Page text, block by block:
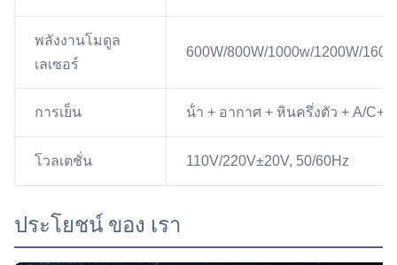
พลังงานโมดูล
เลเซอร์
600W/800W/1000w/1200W/
การเย็น น้ํา + อากาศ + หินครึ่งตัว + A/
โวลเตชั่น 110V/220V±20V, 50/60Hz
ประโยชน์ ของ เรา